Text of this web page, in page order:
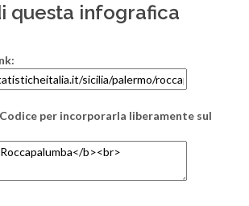
questa infografica
per incorporarla liberamente sul